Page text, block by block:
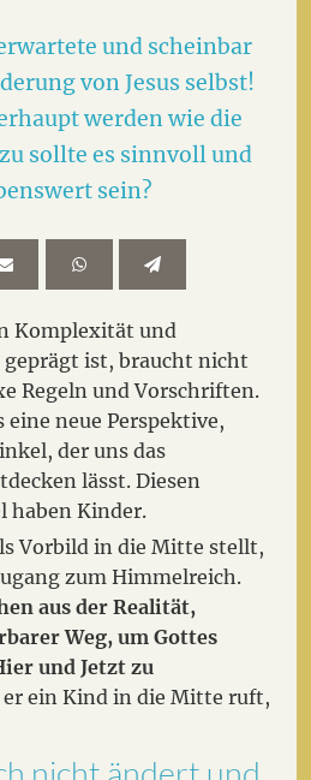
und scheinbar
von Jesus selbst!
werden wie die
sollte es sinnvoll und
sein?
Komplexität und
ist, braucht nicht
Regeln und Vorschriften.
neue Perspektive,
der uns das
lässt. Diesen
haben Kinder.
Vorbild in die Mitte stellt,
zum Himmelreich.
aus der Realität,
Weg, um Gottes
und Jetzt zu
ein Kind in die Mitte ruft,
nicht ändert und